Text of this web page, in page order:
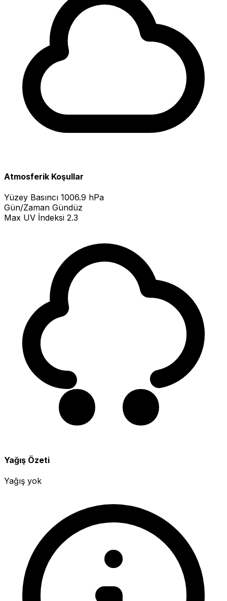
Atmosferik Koşullar
Yüzey Basıncı 1006.9 hPa
Gün/Zaman Gündüz
Max UV İndeksi 2.3
Yağış Özeti
Yağış yok